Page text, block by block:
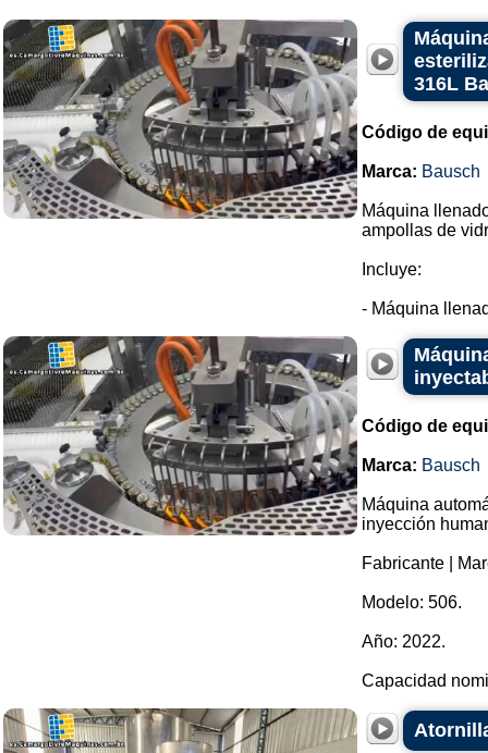
316L
Código de
Marca: Bausch
Máquina
ampollas de
Incluye:
- Máquina
Código de
Marca: Bausch
Máquina
inyección
Fabricante |
Modelo: 506.
Año: 2022.
Capacidad